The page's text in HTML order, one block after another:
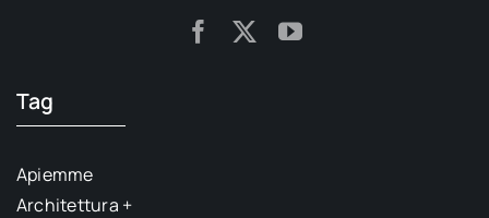
Tag
Apiemme
Architettura +